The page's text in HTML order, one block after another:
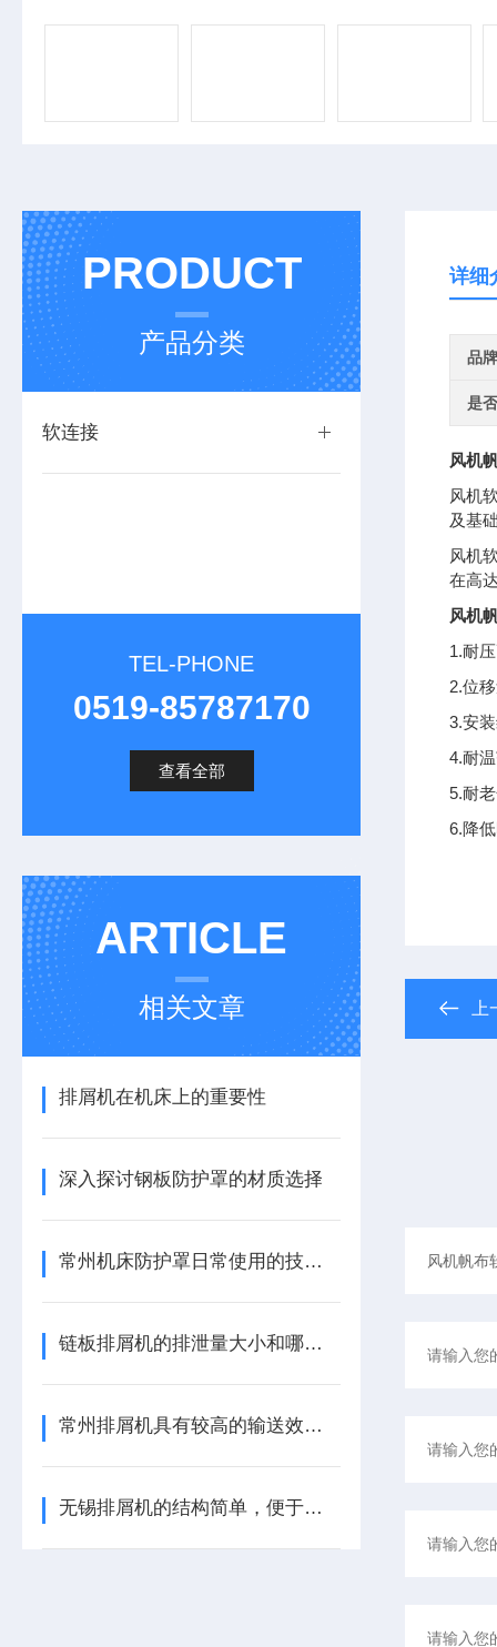
PRODUCT
产品分类
软连接
TEL-PHONE
0519-85787170
查看全部
ARTICLE
相关文章
排屑机在机床上的重要性
深入探讨钢板防护罩的材质选择
常州机床防护罩日常使用的技巧：规范操作，减少损耗
链板排屑机的排泄量大小和哪些因素有关？
常州排屑机具有较高的输送效率，可满足不同生产需求
无锡排屑机的结构简单，便于日常维护和清洁
详细
品牌
是
风机
风机
及基
风机
在高
风机
1.耐
2.位
3.安
4.耐
5.耐
6.降